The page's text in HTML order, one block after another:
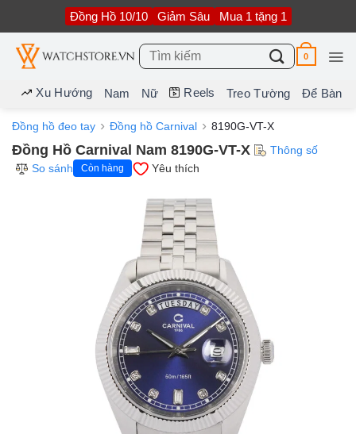
nội
dung
Đồng Hồ 10/10 Giảm Sâu Mua 1 tặng 1
Tìm
kiếm:
0
Xu Hướng Nam Nữ Reels Treo Tường Để Bàn
Đồng hồ đeo tay Đồng hồ Carnival 8190G-VT-X
Đồng Hồ Carnival Nam 8190G-VT-X
Thông số
So sánh
Còn hàng Yêu thích